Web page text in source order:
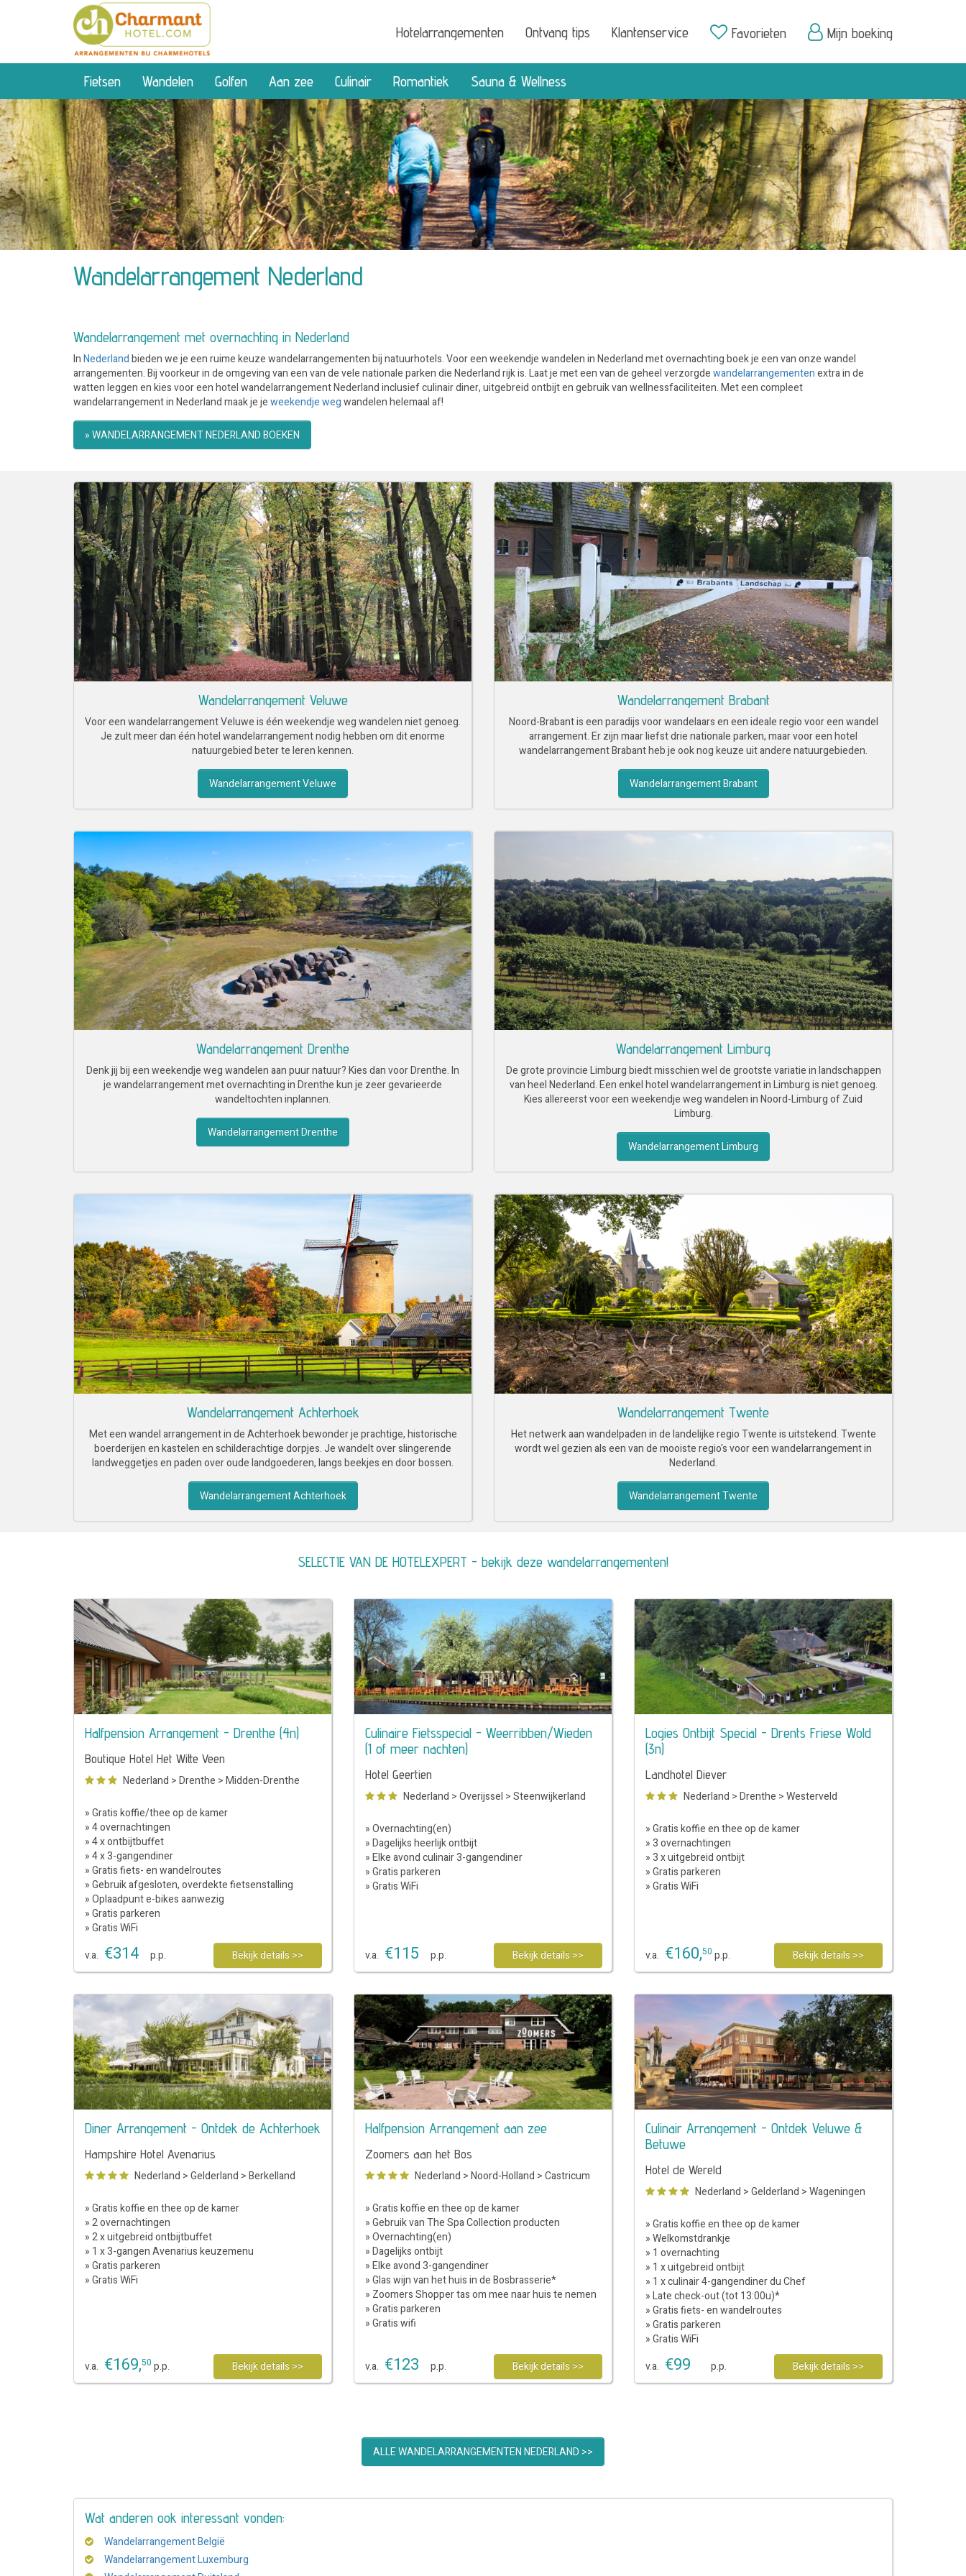
Hotelarrangementen Ontvang tips Klantenservice Favorieten Mijn boeking
Fietsen Wandelen Golfen Aan zee Culinair Romantiek Sauna & Wellness
Wandelarrangement Nederland
Wandelarrangement met overnachting in Nederland
InNederlandbieden we je een ruime keuze wandelarrangementen bij natuurhotels. Voor een weekendje wandelen in Nederland met overnachting boek je een van onze wandel
arrangementen. Bij voorkeur in de omgeving van een van de vele nationale parken die Nederland rijk is. Laat je met een van de geheel verzorgdewandelarrangementenextra in de
watten leggen en kies voor een hotel wandelarrangement Nederland inclusief culinair diner, uitgebreid ontbijt en gebruik van wellnessfaciliteiten. Met een compleet
wandelarrangement in Nederland maak je jeweekendje wegwandelen helemaal af!
» WANDELARRANGEMENT NEDERLAND BOEKEN
Wandelarrangement Veluwe
Voor een wandelarrangement Veluwe is één weekendje weg wandelen niet genoeg.
Je zult meer dan één hotel wandelarrangement nodig hebben om dit enorme
natuurgebied beter te leren kennen.
Wandelarrangement Veluwe
Wandelarrangement Brabant
Noord-Brabant is een paradijs voor wandelaars en een ideale regio voor een wandel
arrangement. Er zijn maar liefst drie nationale parken, maar voor een hotel
wandelarrangement Brabant heb je ook nog keuze uit andere natuurgebieden.
Wandelarrangement Brabant
Wandelarrangement Drenthe
Denk jij bij een weekendje weg wandelen aan puur natuur? Kies dan voor Drenthe. In
je wandelarrangement met overnachting in Drenthe kun je zeer gevarieerde
wandeltochten inplannen.
Wandelarrangement Drenthe
Wandelarrangement Limburg
De grote provincie Limburg biedt misschien wel de grootste variatie in landschappen
van heel Nederland. Een enkel hotel wandelarrangement in Limburg is niet genoeg.
Kies allereerst voor een weekendje weg wandelen in Noord-Limburg of Zuid
Limburg.
Wandelarrangement Limburg
Wandelarrangement Achterhoek
Met een wandel arrangement in de Achterhoek bewonder je prachtige, historische
boerderijen en kastelen en schilderachtige dorpjes. Je wandelt over slingerende
landweggetjes en paden over oude landgoederen, langs beekjes en door bossen.
Wandelarrangement Achterhoek
Wandelarrangement Twente
Het netwerk aan wandelpaden in de landelijke regio Twente is uitstekend. Twente
wordt wel gezien als een van de mooiste regio's voor een wandelarrangement in
Nederland.
Wandelarrangement Twente
SELECTIE VAN DE HOTELEXPERT - bekijk deze wandelarrangementen!
Halfpension Arrangement - Drenthe (4n)
Boutique Hotel Het Witte Veen
Nederland >Drenthe >Midden-Drenthe
» Gratis koffie/thee op de kamer
» 4 overnachtingen
» 4 x ontbijtbuffet
» 4 x 3-gangendiner
» Gratis fiets- en wandelroutes
» Gebruik afgesloten, overdekte fietsenstalling
» Oplaadpunt e-bikes aanwezig
» Gratis parkeren
» Gratis WiFi
v.a. €314 p.p. Bekijk details >>
Culinaire Fietsspecial - Weerribben/Wieden
(1 of meer nachten)
Hotel Geertien
Nederland >Overijssel >Steenwijkerland
» Overnachting(en)
» Dagelijks heerlijk ontbijt
» Elke avond culinair 3-gangendiner
» Gratis parkeren
» Gratis WiFi
v.a. €115 p.p. Bekijk details >>
Logies Ontbijt Special - Drents Friese Wold
(3n)
Landhotel Diever
Nederland >Drenthe >Westerveld
» Gratis koffie en thee op de kamer
» 3 overnachtingen
» 3 x uitgebreid ontbijt
» Gratis parkeren
» Gratis WiFi
v.a. €160,50 p.p. Bekijk details >>
Diner Arrangement - Ontdek de Achterhoek
Hampshire Hotel Avenarius
Nederland >Gelderland >Berkelland
» Gratis koffie en thee op de kamer
» 2 overnachtingen
» 2 x uitgebreid ontbijtbuffet
» 1 x 3-gangen Avenarius keuzemenu
» Gratis parkeren
» Gratis WiFi
v.a. €169,50 p.p. Bekijk details >>
Halfpension Arrangement aan zee
Zoomers aan het Bos
Nederland >Noord-Holland >Castricum
» Gratis koffie en thee op de kamer
» Gebruik van The Spa Collection producten
» Overnachting(en)
» Dagelijks ontbijt
» Elke avond 3-gangendiner
» Glas wijn van het huis in de Bosbrasserie*
» Zoomers Shopper tas om mee naar huis te nemen
» Gratis parkeren
» Gratis wifi
v.a. €123 p.p. Bekijk details >>
Culinair Arrangement - Ontdek Veluwe &
Betuwe
Hotel de Wereld
Nederland >Gelderland >Wageningen
» Gratis koffie en thee op de kamer
» Welkomstdrankje
» 1 overnachting
» 1 x uitgebreid ontbijt
» 1 x culinair 4-gangendiner du Chef
» Late check-out (tot 13:00u)*
» Gratis fiets- en wandelroutes
» Gratis parkeren
» Gratis WiFi
v.a. €99 p.p. Bekijk details >>
ALLE WANDELARRANGEMENTEN NEDERLAND >>
Wat anderen ook interessant vonden:
Wandelarrangement België
Wandelarrangement Luxemburg